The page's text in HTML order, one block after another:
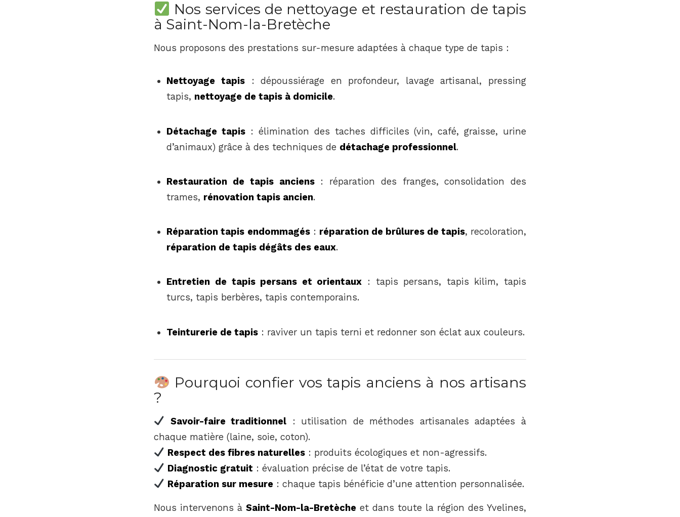
Nos services de nettoyage et restauration de tapis
à Saint-Nom-la-Bretèche
Nous proposons des prestations sur-mesure adaptées à chaque type de tapis :
Nettoyage tapis: dépoussiérage en profondeur, lavage artisanal, pressing
tapis, nettoyage de tapis à domicile.
Détachage tapis : élimination des taches difficiles (vin, café, graisse, urine
d’animaux) grâce à des techniques de détachage professionnel.
Restauration de tapis anciens: réparation des franges, consolidation des
trames, rénovation tapis ancien.
Réparation tapis endommagés: réparation de brûlures de tapis, recoloration,
réparation de tapis dégâts des eaux.
Entretien de tapis persans et orientaux : tapis persans, tapis kilim, tapis
turcs, tapis berbères, tapis contemporains.
Teinturerie de tapis : raviver un tapis terni et redonner son éclat aux couleurs.
Pourquoi confier vos tapis anciens à nos artisans
?
Savoir-faire traditionnel : utilisation de méthodes artisanales adaptées à
chaque matière (laine, soie, coton).
Respect des fibres naturelles: produits écologiques et non-agressifs.
Diagnostic gratuit : évaluation précise de l’état de votre tapis.
Réparation sur mesure: chaque tapis bénéficie d’une attention personnalisée.
Nous intervenons à Saint-Nom-la-Bretèche et dans toute la région des Yvelines,